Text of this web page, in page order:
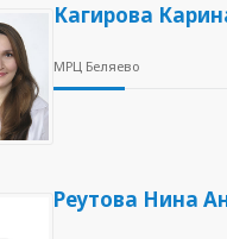
Кагирова
МРЦ Беляево
Реутова Нина